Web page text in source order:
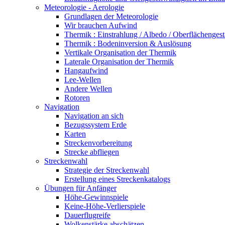
Meteorologie - Aerologie
Grundlagen der Meteorologie
Wir brauchen Aufwind
Thermik : Einstrahlung / Albedo /
Thermik : Bodeninversion & Auslösung
Vertikale Organisation der Thermik
Laterale Organisation der Thermik
Hangaufwind
Lee-Wellen
Andere Wellen
Rotoren
Navigation
Navigation an sich
Bezugssystem Erde
Karten
Streckenvorbereitung
Strecke abfliegen
Streckenwahl
Strategie der Streckenwahl
Erstellung eines Streckenkatalogs
Übungen für Anfänger
Höhe-Gewinnspiele
Keine-Höhe-Verlierspiele
Dauerflugreife